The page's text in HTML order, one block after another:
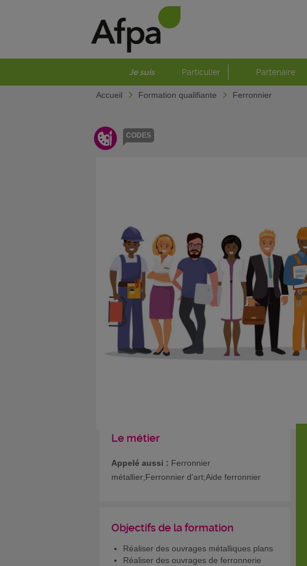
Je suis Particulier Partenaire
Accueil Formation qualifiante Ferronnier
CODES
Le métier
Appelé aussi : Ferronnier
métallier;Ferronnier d'art;Aide ferronnier
Objectifs de la formation
Réaliser des ouvrages métalliques plans
Réaliser des ouvrages de ferronnerie